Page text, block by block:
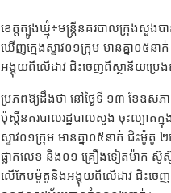
ខេត្តត្បូងឃ្មុំ÷មន្ត្រីនគរបាលក្រុងសួងប
ឃើញក្មេងស្ទាវ០១ក្រុម មានគ្នា០៥ន
អង្គុយពីលេីដាវ ជិះចេញពីស្ថានីយប្រ
ប្រភពឱ្យដឹងថា នៅថ្ងៃទី ១៣ ខែឧស
ប៉ុស្តិ៍នគរបាលរដ្ឋបាលសួង ចុះល្បាត
ស្ទាវ០១ក្រុម មានគ្នា០៥នាក់ ជិះម៉ូ
ផ្លាកលេខ និង០១ គ្រឿងទៀតម៉ាក
លើកែបម៉ូតូនិងអង្គុយពីលើដាវ ជិះចេញពី